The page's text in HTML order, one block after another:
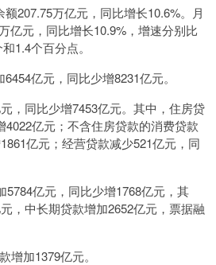
207.75万亿元，同比增长10.6%。月
亿元，同比增长10.9%，增速分别比
1.4个百分点。
亿元，同比少增8231亿元。
，同比少增7453亿元。其中，住房贷
4022亿元；不含住房贷款的消费贷款
亿元；经营贷款减少521亿元，同
5784亿元，同比少增1768亿元，其
，中长期贷款增加2652亿元，票据融
增加1379亿元。